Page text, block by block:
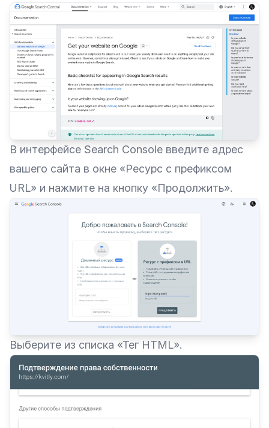
В интерфейсе Search Console введите адрес
вашего сайта в окне «Ресурс с префиксом
URL» и нажмите на кнопку «Продолжить».
Выберите из списка «Тег HTML».